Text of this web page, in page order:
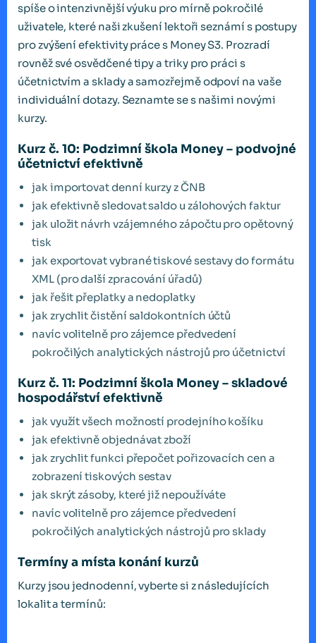
spíše o intenzivnější výuku pro mírně pokročilé
uživatele, které naši zkušení lektoři seznámí s postupy
pro zvýšení efektivity práce s Money S3. Prozradí
rovněž své osvědčené tipy a triky pro práci s
účetnictvím a sklady a samozřejmě odpoví na vaše
individuální dotazy. Seznamte se s našimi novými
kurzy.
Kurz č. 10: Podzimní škola Money – podvojné
účetnictví efektivně
jak importovat denní kurzy z ČNB
jak efektivně sledovat saldo u zálohových faktur
jak uložit návrh vzájemného zápočtu pro opětovný
tisk
jak exportovat vybrané tiskové sestavy do formátu
XML (pro další zpracování úřadů)
jak řešit přeplatky a nedoplatky
jak zrychlit čistění saldokontních účtů
navíc volitelně pro zájemce předvedení
pokročilých analytických nástrojů pro účetnictví
Kurz č. 11: Podzimní škola Money – skladové
hospodářství efektivně
jak využít všech možností prodejního košíku
jak efektivně objednávat zboží
jak zrychlit funkci přepočet pořizovacích cen a
zobrazení tiskových sestav
jak skrýt zásoby, které již nepoužíváte
navíc volitelně pro zájemce předvedení
pokročilých analytických nástrojů pro sklady
Termíny a místa konání kurzů
Kurzy jsou jednodenní, vyberte si z následujících
lokalit a termínů: